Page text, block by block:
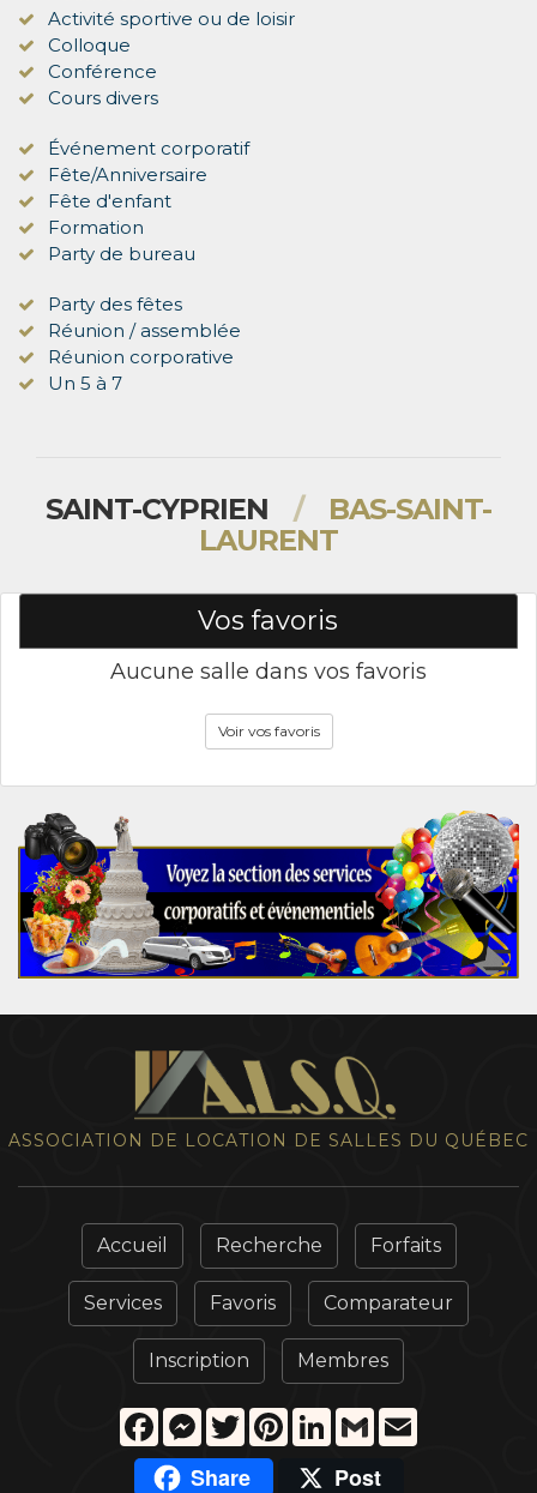
Activité sportive ou de loisir
Colloque
Conférence
Cours divers
Événement corporatif
Fête/Anniversaire
Fête d'enfant
Formation
Party de bureau
Party des fêtes
Réunion / assemblée
Réunion corporative
Un 5 à 7
SAINT-CYPRIEN /
BAS-SAINT-
LAURENT
Vos favoris
Aucune salle dans vos favoris
Voir vos favoris
ASSOCIATION DE LOCATION DE SALLES DU QUÉBEC
Accueil Recherche Forfaits
Services Favoris Comparateur
Inscription Membres
FacebookMessenger
TwitterPinterestLinkedIn
Gmail
Share Post